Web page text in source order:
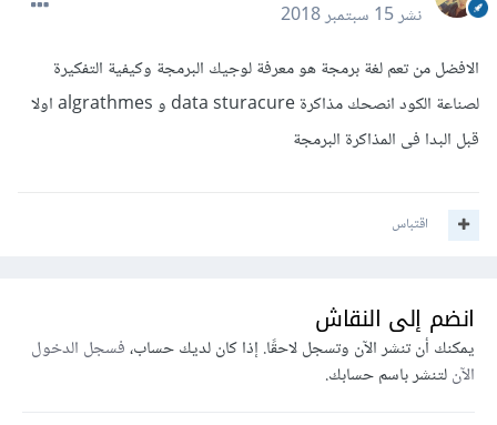
نشر15 سبتمبر 2018
الافضل من تعم لغة برمجة هو معرفة لوجيك البرمجة وكيفية التفكيرة
لصناعة الكود انصحك مذاكرة data sturacure و algrathmes اولا
قبل البدا فى المذاكرة البرمجة
اقتباس
انضم إلى النقاش
يمكنك أن تنشر الآن وتسجل لاحقًا. إذا كان لديك حساب،فسجل الدخول
الآنلتنشر باسم حسابك.